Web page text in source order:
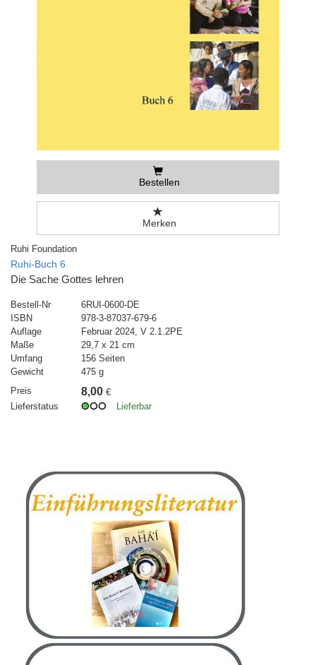
Bestellen
Merken
Ruhi Foundation
Ruhi-Buch 6
Die Sache Gottes lehren
Bestell-Nr
6RUI-0600-DE
ISBN
978-3-87037-679-6
Auflage
Februar 2024, V 2.1.2PE
Maße
29,7 x 21 cm
Umfang
156 Seiten
Gewicht
475 g
Preis
8,00 €
Lieferstatus
Lieferbar